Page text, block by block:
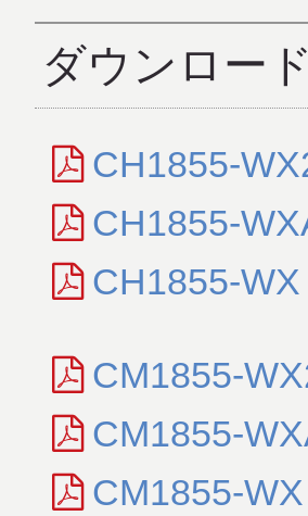
ダウンロード
CH1855-
CH1855-
CH1855-WX
CM1855-
CM1855-
CM1855-